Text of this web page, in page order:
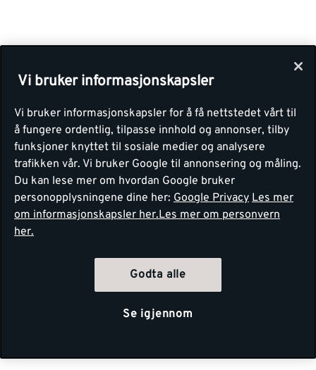
Vi bruker informasjonskapsler
Vi bruker informasjonskapsler for å få nettstedet vårt til
å fungere ordentlig, tilpasse innhold og annonser, tilby
funksjoner knyttet til sosiale medier og analysere
trafikken vår. Vi bruker Google til annonsering og måling.
Du kan lese mer om hvordan Google bruker
personopplysningene dine her: Google Privacy Les mer
om informasjonskapsler her.Les mer om personvern
her.
Godta alle
Se igjennom